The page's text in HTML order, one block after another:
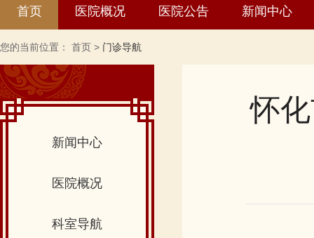
首页 医院概况 医院公告 新闻中心
您的当前位置： 首页 > 门诊导航
新闻中心
医院概况
科室导航
怀